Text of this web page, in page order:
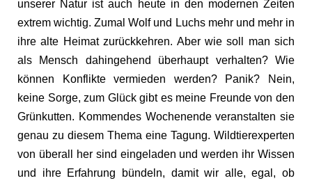
unserer Natur ist auch heute in den modernen Zeiten
extrem wichtig. Zumal Wolf und Luchs mehr und mehr in
ihre alte Heimat zurückkehren. Aber wie soll man sich
als Mensch dahingehend überhaupt verhalten? Wie
können Konflikte vermieden werden? Panik? Nein,
keine Sorge, zum Glück gibt es meine Freunde von den
Grünkutten. Kommendes Wochenende veranstalten sie
genau zu diesem Thema eine Tagung. Wildtierexperten
von überall her sind eingeladen und werden ihr Wissen
und ihre Erfahrung bündeln, damit wir alle, egal, ob